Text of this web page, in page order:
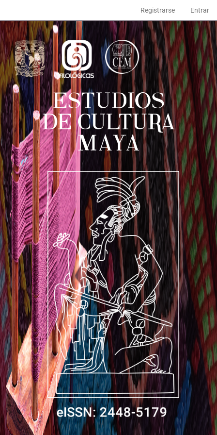
Contenido
principal
Barra
lateral
Registrarse Entrar